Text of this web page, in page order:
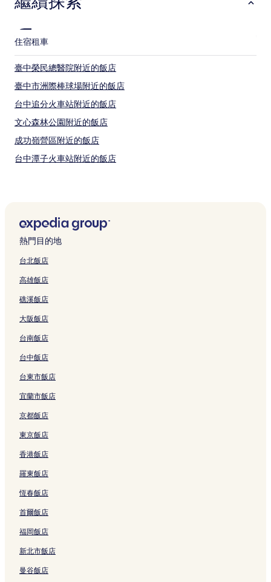
變
能
受
到
他
條
款
限
住宿租車
臺中榮民總醫院附近的飯店
臺中市洲際棒球場附近的飯店
台中追分火車站附近的飯店
文心森林公園附近的飯店
成功嶺營區附近的飯店
台中潭子火車站附近的飯店
高鐵台中站附近的飯店
台中豐原火車站附近的飯店
台中飯店
台中清水火車站附近的飯店
台中大甲火車站附近的飯店
台中新烏日火車站附近的飯店
台中成功火車站附近的飯店
台中沙鹿火車站附近的飯店
靜宜大學附近的飯店
大甲鎮瀾宮附近的飯店
西屯區飯店
大肚山附近的飯店
國立中興大學附近的飯店
台中烏日火車站附近的飯店
台中龍井火車站附近的飯店
熱門目的地
台北飯店
高雄飯店
礁溪飯店
大阪飯店
台南飯店
台中飯店
台東市飯店
宜蘭市飯店
京都飯店
東京飯店
香港飯店
羅東飯店
恆春飯店
首爾飯店
福岡飯店
新北市飯店
曼谷飯店